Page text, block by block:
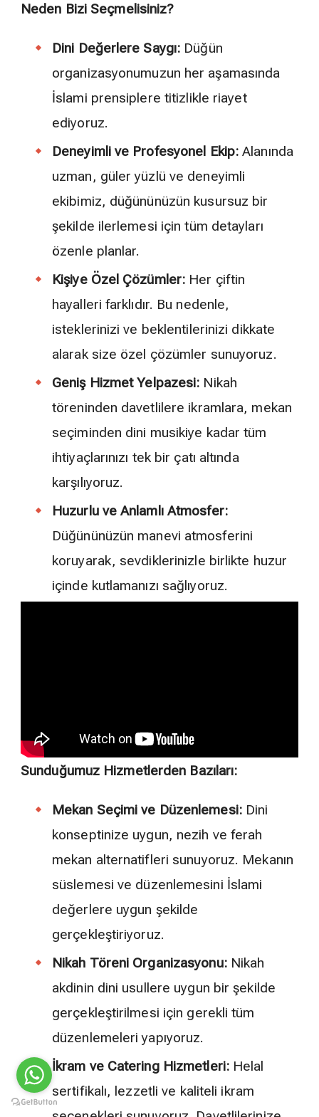
Neden Bizi Seçmelisiniz?
Dini Değerlere Saygı: Düğün
organizasyonumuzun her aşamasında
İslami prensiplere titizlikle riayet
ediyoruz.
Deneyimli ve Profesyonel Ekip: Alanında
uzman, güler yüzlü ve deneyimli
ekibimiz, düğününüzün kusursuz bir
şekilde ilerlemesi için tüm detayları
özenle planlar.
Kişiye Özel Çözümler: Her çiftin
hayalleri farklıdır. Bu nedenle,
isteklerinizi ve beklentilerinizi dikkate
alarak size özel çözümler sunuyoruz.
Geniş Hizmet Yelpazesi: Nikah
töreninden davetlilere ikramlara, mekan
seçiminden dini musikiye kadar tüm
ihtiyaçlarınızı tek bir çatı altında
karşılıyoruz.
Huzurlu ve Anlamlı Atmosfer:
Düğününüzün manevi atmosferini
koruyarak, sevdiklerinizle birlikte huzur
içinde kutlamanızı sağlıyoruz.
Sunduğumuz Hizmetlerden Bazıları:
Mekan Seçimi ve Düzenlemesi:Dini
konseptinize uygun, nezih ve ferah
mekan alternatifleri sunuyoruz. Mekanın
süslemesi ve düzenlemesini İslami
değerlere uygun şekilde
gerçekleştiriyoruz.
Nikah Töreni Organizasyonu:Nikah
akdinin dini usullere uygun bir şekilde
gerçekleştirilmesi için gerekli tüm
düzenlemeleri yapıyoruz.
İkram ve Catering Hizmetleri:Helal
sertifikalı, lezzetli ve kaliteli ikram